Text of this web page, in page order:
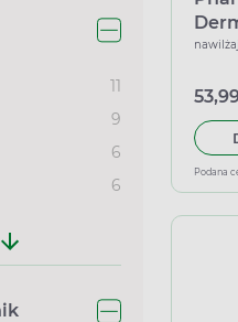
11
9
6
6
ml
Podana